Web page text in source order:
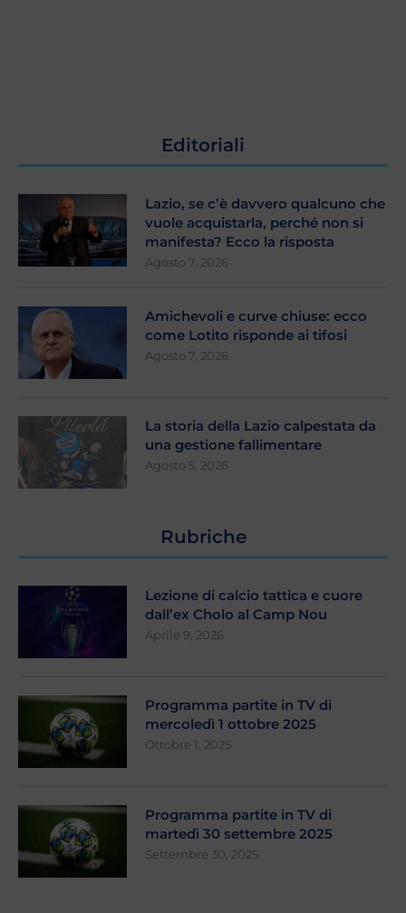
Editoriali
Lazio, se c’è davvero qualcuno che
vuole acquistarla, perché non si
manifesta? Ecco la risposta
Agosto 7, 2026
Amichevoli e curve chiuse: ecco
come Lotito risponde ai tifosi
Agosto 7, 2026
La storia della Lazio calpestata da
una gestione fallimentare
Agosto 5, 2026
Rubriche
Lezione di calcio tattica e cuore
dall’ex Cholo al Camp Nou
Aprile 9, 2026
Programma partite in TV di
mercoledì 1 ottobre 2025
Ottobre 1, 2025
Programma partite in TV di
martedì 30 settembre 2025
Settembre 30, 2025